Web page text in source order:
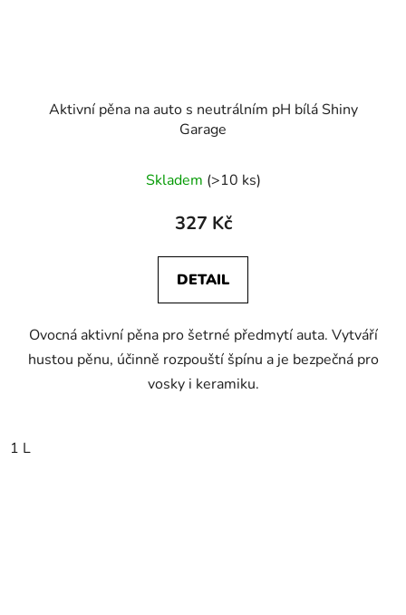
Aktivní pěna na auto s neutrálním pH bílá Shiny
Garage
Skladem (>10 ks)
327 Kč
DETAIL
Ovocná aktivní pěna pro šetrné předmytí auta. Vytváří
hustou pěnu, účinně rozpouští špínu a je bezpečná pro
vosky i keramiku.
1 L